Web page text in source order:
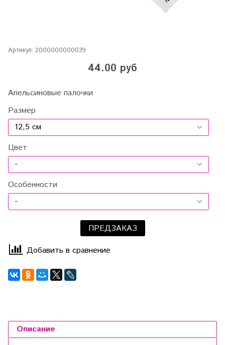
Артикул: 2000000000039
44.00 руб
Апельсиновые палочки
Размер
Цвет
Особенности
ПРЕДЗАКАЗ
Добавить в сравнение
Описание